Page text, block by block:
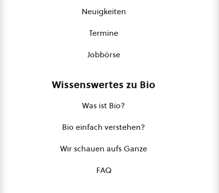
Neuigkeiten
Termine
Jobbörse
Wissenswertes zu Bio
Was ist Bio?
Bio einfach verstehen?
Wir schauen aufs Ganze
FAQ